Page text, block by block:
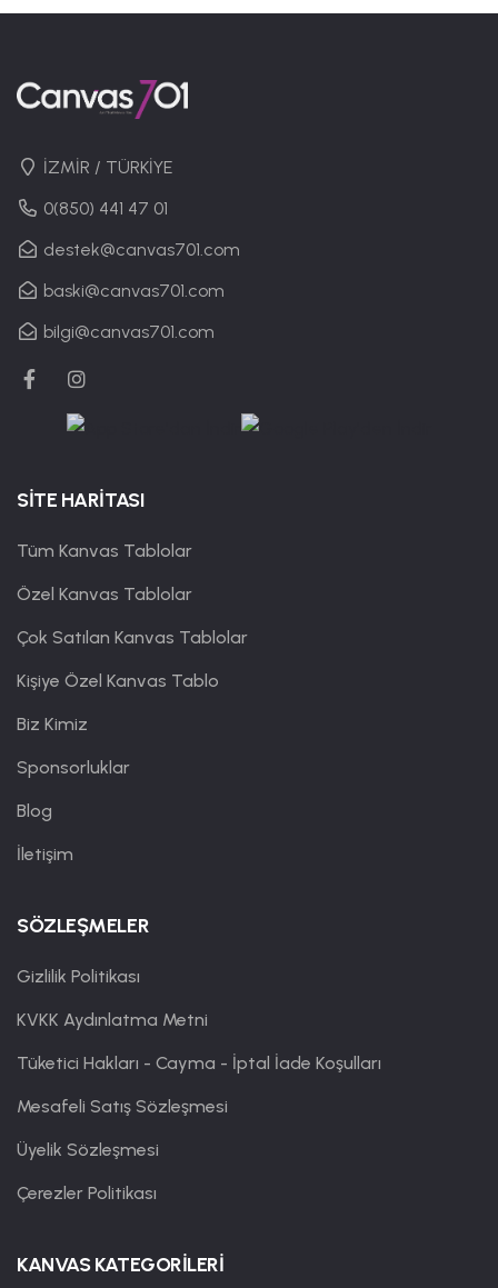
İZMİR / TÜRKİYE
0(850) 441 47 01
destek@canvas701.com
baski@canvas701.com
bilgi@canvas701.com
SİTE HARİTASI
Tüm Kanvas Tablolar
Özel Kanvas Tablolar
Çok Satılan Kanvas Tablolar
Kişiye Özel Kanvas Tablo
Biz Kimiz
Sponsorluklar
Blog
İletişim
SÖZLEŞMELER
Gizlilik Politikası
KVKK Aydınlatma Metni
Tüketici Hakları - Cayma - İptal İade Koşulları
Mesafeli Satış Sözleşmesi
Üyelik Sözleşmesi
Çerezler Politikası
KANVAS KATEGORİLERİ